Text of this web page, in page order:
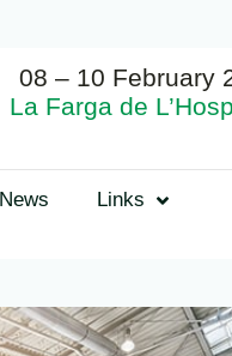
08 – 10 February
La Farga de
News Links